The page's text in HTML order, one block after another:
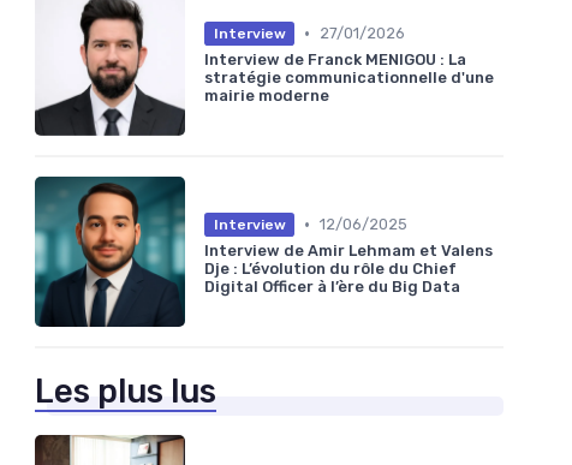
Interview •
27/01/2026
Interview de Franck MENIGOU : La
stratégie communicationnelle d'une
mairie moderne
Interview • 12/06/2025
Interview de Amir Lehmam et Valens
Dje : L’évolution du rôle du Chief
Digital Officer à l’ère du Big Data
Les plus lus